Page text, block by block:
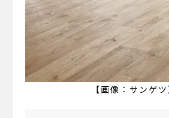
【画像：サンゲツ